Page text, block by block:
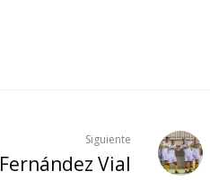
Siguiente
Fernández Vial